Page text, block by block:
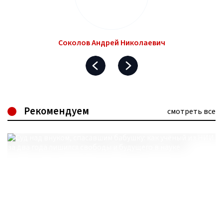
Соколов Андрей Николаевич
Рекомендуем смотреть все